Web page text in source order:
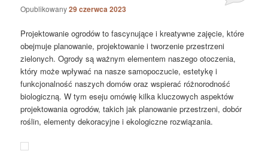
Opublikowany29 czerwca 2023
Projektowanie ogrodów to fascynujące i kreatywne zajęcie, które
obejmuje planowanie, projektowanie i tworzenie przestrzeni
zielonych. Ogrody są ważnym elementem naszego otoczenia,
który może wpływać na nasze samopoczucie, estetykę i
funkcjonalność naszych domów oraz wspierać różnorodność
biologiczną. W tym eseju omówię kilka kluczowych aspektów
projektowania ogrodów, takich jak planowanie przestrzeni, dobór
roślin, elementy dekoracyjne i ekologiczne rozwiązania.